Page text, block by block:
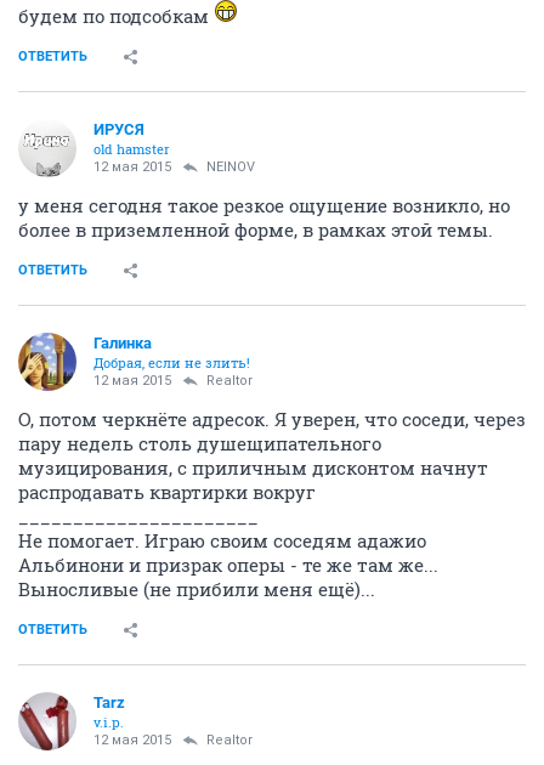
будем по подсобкам
ОТВЕТИТЬ
ИРУСЯ
old hamster
12 мая 2015 NEINOV
у меня сегодня такое резкое ощущение возникло, но
более в приземленной форме, в рамках этой темы.
ОТВЕТИТЬ
Галинка
Добрая, если не злить!
12 мая 2015 Realtor
О, потом черкнёте адресок. Я уверен, что соседи, через
пару недель столь душещипательного
музицирования, с приличным дисконтом начнут
распродавать квартирки вокруг
Не помогает. Играю своим соседям адажио
Альбинони и призрак оперы - те же там же...
Выносливые (не прибили меня ещё)...
ОТВЕТИТЬ
Tarz
v.i.p.
12 мая 2015 Realtor